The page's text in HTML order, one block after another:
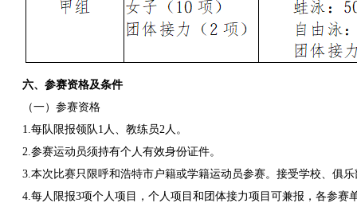
六、参赛资格及条件
（一）参赛资格
1.每队限报领队1人、教练员2人。
2.参赛运动员须持有个人有效身份证件。
3.本次比赛只限呼和浩特市户籍或学籍运动员参赛。接受学校、俱
4.每人限报3项个人项目，个人项目和团体接力项目可兼报，各参赛